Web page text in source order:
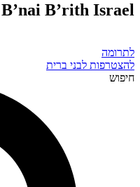
B’nai B’rith Israel
לתרומה
להצטרפות לבני ברית
חיפוש